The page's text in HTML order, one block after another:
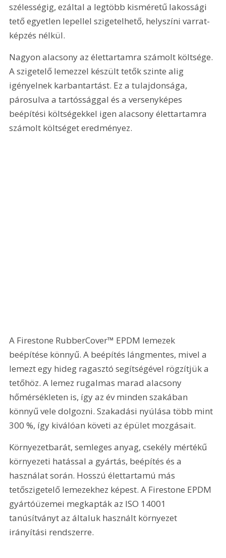
szélességig, ezáltal a legtöbb kisméretű lakossági
tető egyetlen lepellel szigetelhető, helyszíni varrat-
képzés nélkül.
Nagyon alacsony az élettartamra számolt költsége.
A szigetelő lemezzel készült tetők szinte alig
igényelnek karbantartást. Ez a tulajdonsága,
párosulva a tartóssággal és a versenyképes
beépítési költségekkel igen alacsony élettartamra
számolt költséget eredményez.
A Firestone RubberCover™ EPDM lemezek
beépítése könnyű. A beépítés lángmentes, mivel a
lemezt egy hideg ragasztó segítségével rögzítjük a
tetőhöz. A lemez rugalmas marad alacsony
hőmérsékleten is, így az év minden szakában
könnyű vele dolgozni. Szakadási nyúlása több mint
300 %, így kiválóan követi az épület mozgásait.
Környezetbarát, semleges anyag, csekély mértékű
környezeti hatással a gyártás, beépítés és a
használat során. Hosszú élettartamú más
tetőszigetelő lemezekhez képest. A Firestone EPDM
gyártóüzemei megkapták az ISO 14001
tanúsítványt az általuk használt környezet
irányítási rendszerre.